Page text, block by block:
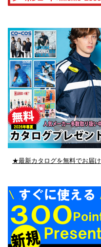
★最新カタログを無料でお届け